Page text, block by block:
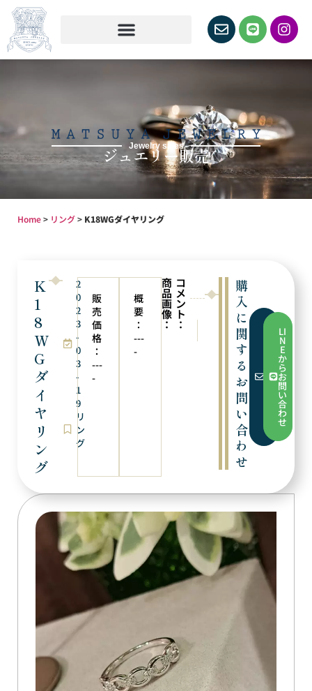
Jewelry sales
ジュエリー販売
Home> リング> K18WGダイヤリング
K
1
8
W
G
ダ
イ
ヤ
リ
ン
グ
2
0
2
3
-
0
3
-
1
9
リ
ン
グ
販
売
価
格
：
---
-
概
要
：
---
-
商
品
画
像
：
コ
メ
ン
ト
：
K18ダイヤピアス
K18WGダイヤピアス
購
入
に
関
す
る
お
問
い
合
わ
せ
フ
ら
お
せ
LI
N
E
か
ら
お
問
い
合
わ
せ